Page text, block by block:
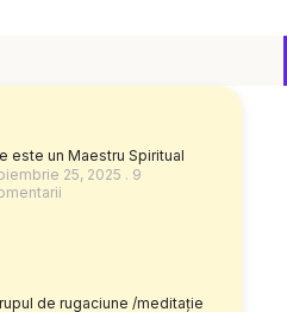
este un Maestru Spiritual
25, 2025
9
de rugaciune /meditație